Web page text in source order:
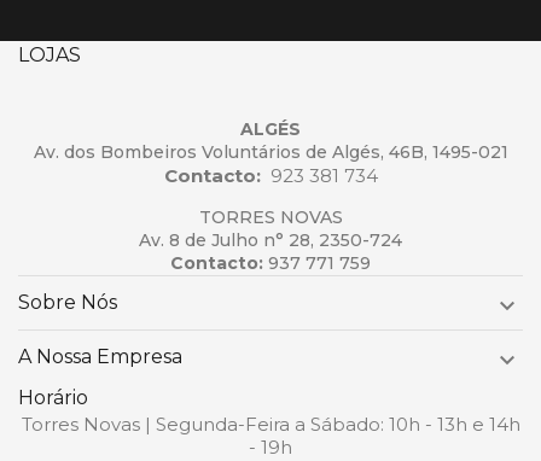
LOJAS
ALGÉS
Av. dos Bombeiros Voluntários de Algés, 46B, 1495-021
Contacto: 923 381 734
TORRES NOVAS
Av. 8 de Julho n° 28, 2350-724
Contacto: 937 771 759
Sobre Nós 
A Nossa Empresa 
Horário
Torres Novas | Segunda-Feira a Sábado: 10h - 13h e 14h
- 19h